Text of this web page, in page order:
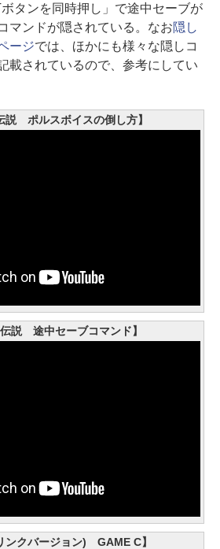
タンを同時押し」で途中セーブが
マンドが隠されている。なお隠し
ージでは、ほかにも様々な隠しコ
載されているので、参考にしてい
説 ポルスボイスの倒し方】
伝説 途中セーブコマンド】
ンクバージョン) GAME C】